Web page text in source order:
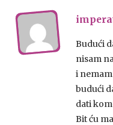
Budući
nisam
i
budući
dati
Bit ću